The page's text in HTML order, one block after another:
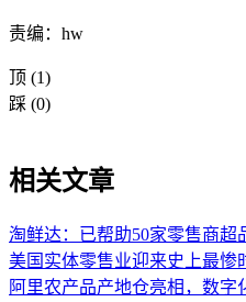
责编：hw
顶 (1)
踩 (0)
相关文章
淘鲜达：已帮助50家零售商超
美国实体零售业迎来史上最惨
阿里农产品产地仓亮相，数字